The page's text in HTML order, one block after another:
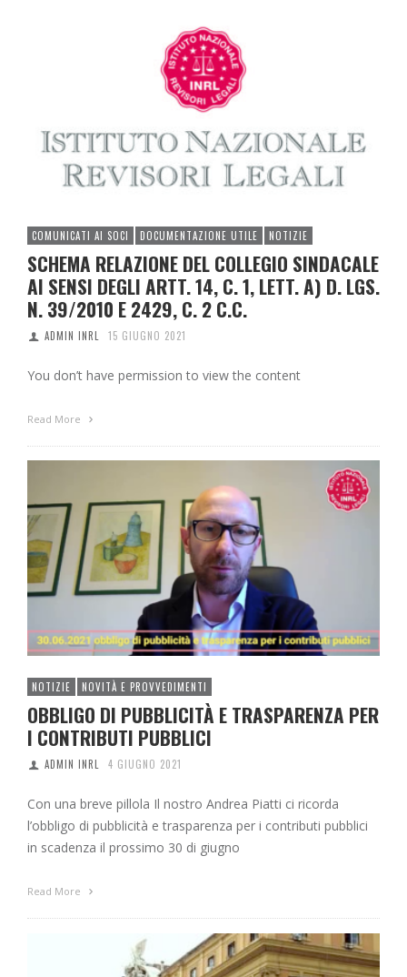
COMUNICATI AI SOCI DOCUMENTAZIONE UTILE NOTIZIE
SCHEMA RELAZIONE DEL COLLEGIO SINDACALE
AI SENSI DEGLI ARTT. 14, C. 1, LETT. A) D. LGS.
N. 39/2010 E 2429, C. 2 C.C.
ADMIN INRL 15 GIUGNO 2021
You don’t have permission to view the content
Read More
NOTIZIE NOVITÀ E PROVVEDIMENTI
OBBLIGO DI PUBBLICITÀ E TRASPARENZA PER
I CONTRIBUTI PUBBLICI
ADMIN INRL 4 GIUGNO 2021
Con una breve pillola Il nostro Andrea Piatti ci ricorda
l’obbligo di pubblicità e trasparenza per i contributi pubblici
in scadenza il prossimo 30 di giugno
Read More